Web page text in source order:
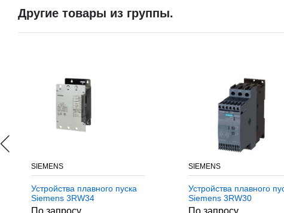
Другие товары из группы.
SIEMENS
Устройства плавного пуска
Siemens 3RW34
SIEMENS
Устройства плавного
Siemens 3RW30